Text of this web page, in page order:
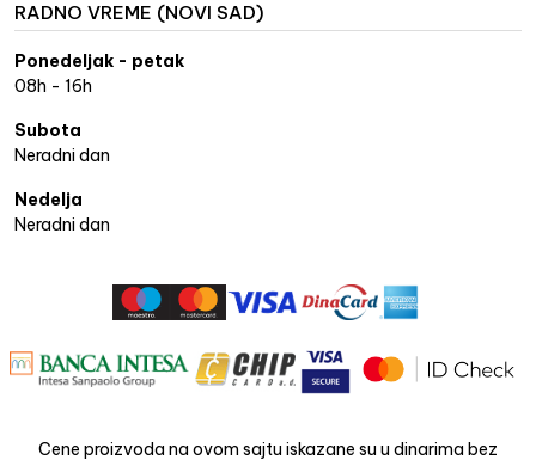
RADNO VREME (NOVI SAD)
Ponedeljak - petak
08h - 16h
Subota
Neradni dan
Nedelja
Neradni dan
Cene proizvoda na ovom sajtu iskazane su u dinarima bez